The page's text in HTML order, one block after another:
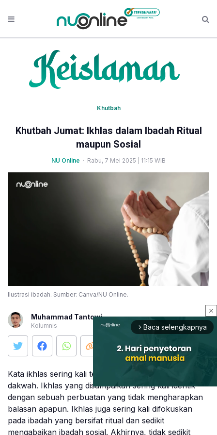
Khutbah
Khutbah Jumat: Ikhlas dalam Ibadah Ritual
maupun Sosial
NU Online · Rabu, 7 Mei 2025 | 11:15 WIB
Ilustrasi ibadah. Sumber: Canva/NU Online.
Muhammad Tantowi
Kolumnis
Kata ikhlas sering kali terdengar dari berbagai mimbar
dakwah. Ikhlas yang disampaikan sering kali identik
dengan sebuah perbuatan yang tidak mengharapkan
balasan apapun. Ikhlas juga sering kali difokuskan
pada ibadah yang bersifat ritual dan sedikit
mengabaikan ibadah sosial. Akhirnya, tidak sedikit
close
arrow_forward_ios Baca selengkapnya
Mute